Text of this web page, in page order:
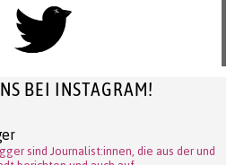
BEI INSTAGRAM!
sind Journalist:innen, die aus der und